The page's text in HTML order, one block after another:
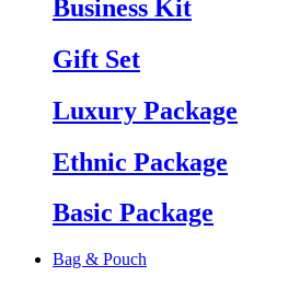
Business Kit
Gift Set
Luxury Package
Ethnic Package
Basic Package
Bag & Pouch